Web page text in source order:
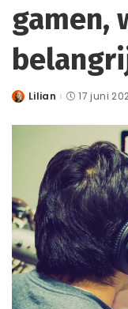
gamen,
Posted
Lilian 17 juni